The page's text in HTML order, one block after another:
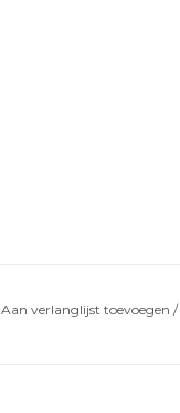
Aan verlanglijst toevoegen /